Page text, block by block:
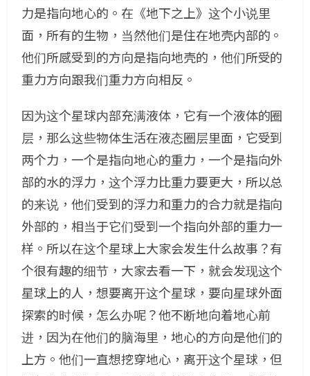
力是指向地心的。在《地下之上》这个小说里
面，所有的生物，当然他们是住在地壳内部的。
他们所感受到的方向是指向地壳的，他们所受的
重力方向跟我们重力方向相反。
因为这个星球内部充满液体，它有一个液体的圈
层，那么这些物体生活在液态圈层里面，它受到
两个力，一个是指向地心的重力，一个是指向外
部的水的浮力，这个浮力比重力要更大，所以总
的来说，他们受到的浮力和重力的合力就是指向
外部的，相当于它们受到一个指向外部的重力一
样。所以在这个星球上大家会发生什么故事？有
个很有趣的细节，大家去看一下，就会发现这个
星球上的人，想要离开这个星球，要向星球外面
探索的时候，怎么办呢？他不断地向着地心前
进，因为在他们的脑海里，地心的方向是他们的
上方。他们一直想挖穿地心，离开这个星球，但